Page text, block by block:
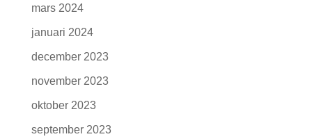
mars 2024
januari 2024
december 2023
november 2023
oktober 2023
september 2023